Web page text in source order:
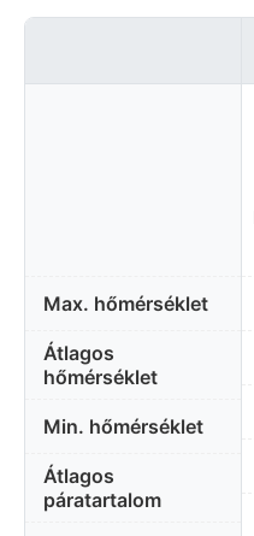
Max. hőmérséklet
Átlagos
hőmérséklet
Min. hőmérséklet
Átlagos
páratartalom